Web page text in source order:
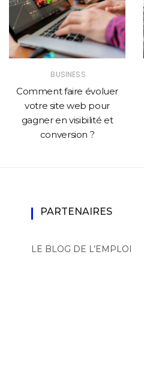
BUSINESS
Comment faire évoluer
votre site web pour
gagner en visibilité et
conversion ?
PARTENAIRES
LE BLOG DE L’EMPLOI